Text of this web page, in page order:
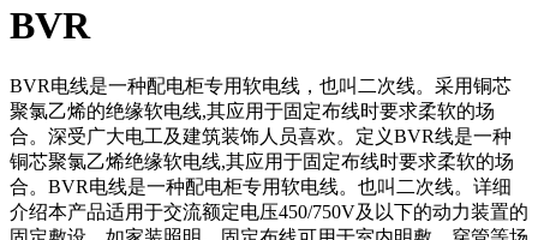
BVR
BVR电线是一种配电柜专用软电线，也叫二次线。采用铜芯
聚氯乙烯的绝缘软电线,其应用于固定布线时要求柔软的场
合。深受广大电工及建筑装饰人员喜欢。定义BVR线是一种
铜芯聚氯乙烯绝缘软电线,其应用于固定布线时要求柔软的场
合。BVR电线是一种配电柜专用软电线。也叫二次线。详细
介绍本产品适用于交流额定电压450/750V及以下的动力装置的